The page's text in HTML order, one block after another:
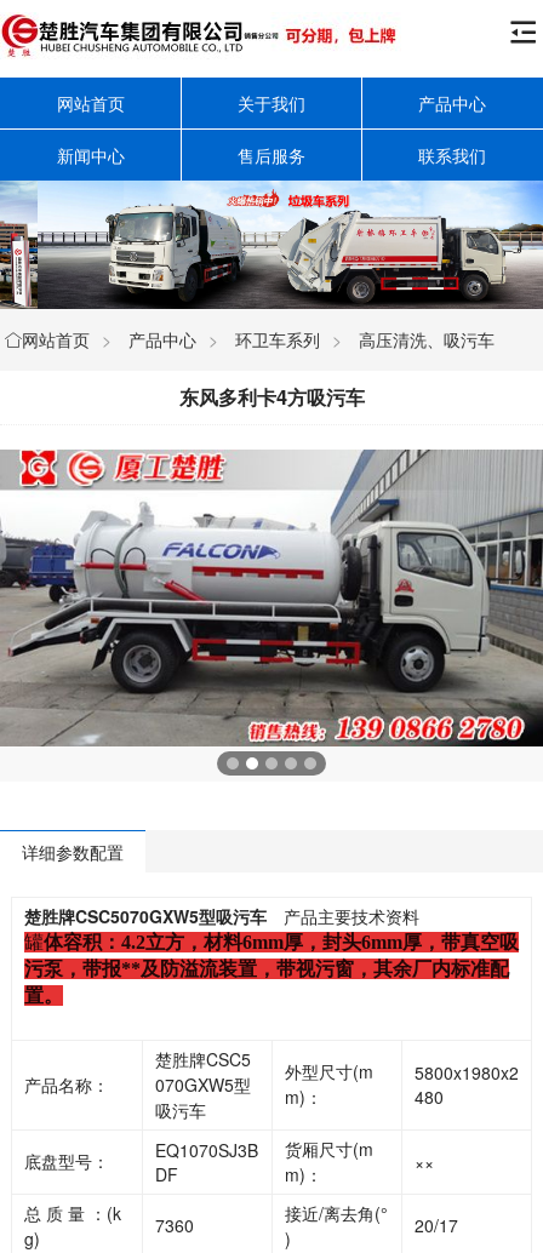

网站首页 关于我们 产品中心
新闻中心 售后服务 联系我们
网站首页 > 产品中心 > 环卫车系列 > 高压清洗、吸污车
东风多利卡4方吸污车
详细参数配置
楚胜牌CSC5070GXW5型吸污车产品主要技术资料
罐体容积： 4.2立方，材料6mm厚，封头6mm厚，带真空吸
污泵，带报**及防溢流装置，带视污窗，其余厂内标准配
置。
产品名称：
楚胜牌CSC5
070GXW5型
吸污车
外型尺寸(m
m)：
5800x1980x2
480
底盘型号：
EQ1070SJ3B
DF
货厢尺寸(m
m)：
××
总 质 量 ：(k
g)
7360
接近/离去角(°
)
20/17